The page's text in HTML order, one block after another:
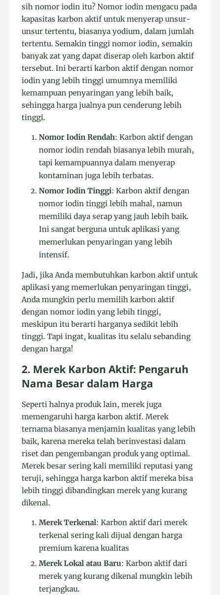
sih nomor iodin itu? Nomor iodin mengacu pada
kapasitas karbon aktif untuk menyerap unsur-
unsur tertentu, biasanya yodium, dalam jumlah
tertentu. Semakin tinggi nomor iodin, semakin
banyak zat yang dapat diserap oleh karbon aktif
tersebut. Ini berarti karbon aktif dengan nomor
iodin yang lebih tinggi umumnya memiliki
kemampuan penyaringan yang lebih baik,
sehingga harga jualnya pun cenderung lebih
tinggi.
Nomor Iodin Rendah: Karbon aktif dengan
nomor iodin rendah biasanya lebih murah,
tapi kemampuannya dalam menyerap
kontaminan juga lebih terbatas.
Nomor Iodin Tinggi: Karbon aktif dengan
nomor iodin tinggi lebih mahal, namun
memiliki daya serap yang jauh lebih baik.
Ini sangat berguna untuk aplikasi yang
memerlukan penyaringan yang lebih
intensif.
Jadi, jika Anda membutuhkan karbon aktif untuk
aplikasi yang memerlukan penyaringan tinggi,
Anda mungkin perlu memilih karbon aktif
dengan nomor iodin yang lebih tinggi,
meskipun itu berarti harganya sedikit lebih
tinggi. Tapi ingat, kualitas itu selalu sebanding
dengan harga!
2. Merek Karbon Aktif: Pengaruh
Nama Besar dalam Harga
Seperti halnya produk lain, merek juga
memengaruhi harga karbon aktif. Merek
ternama biasanya menjamin kualitas yang lebih
baik, karena mereka telah berinvestasi dalam
riset dan pengembangan produk yang optimal.
Merek besar sering kali memiliki reputasi yang
teruji, sehingga harga karbon aktif mereka bisa
lebih tinggi dibandingkan merek yang kurang
dikenal.
Merek Terkenal: Karbon aktif dari merek
terkenal sering kali dijual dengan harga
premium karena kualitas
Merek Lokal atau Baru: Karbon aktif dari
merek yang kurang dikenal mungkin lebih
terjangkau.